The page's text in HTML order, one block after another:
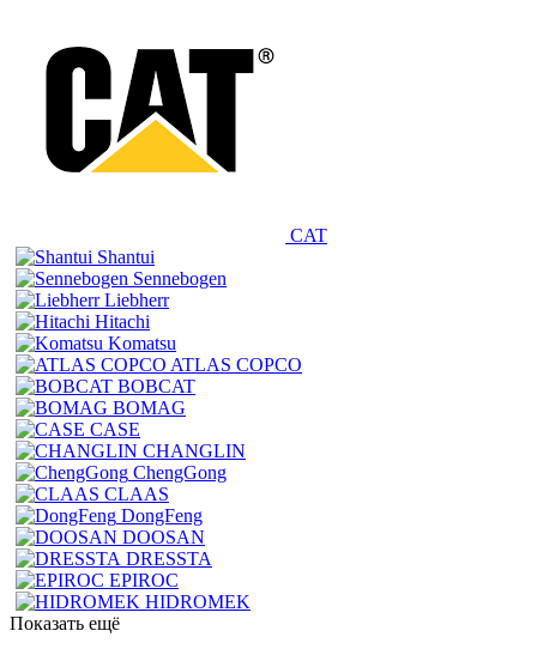
CAT
Shantui
Sennebogen
Liebherr
Hitachi
Komatsu
ATLAS COPCO
BOBCAT
BOMAG
CASE
CHANGLIN
ChengGong
CLAAS
DongFeng
DOOSAN
DRESSTA
EPIROC
HIDROMEK
Показать ещё